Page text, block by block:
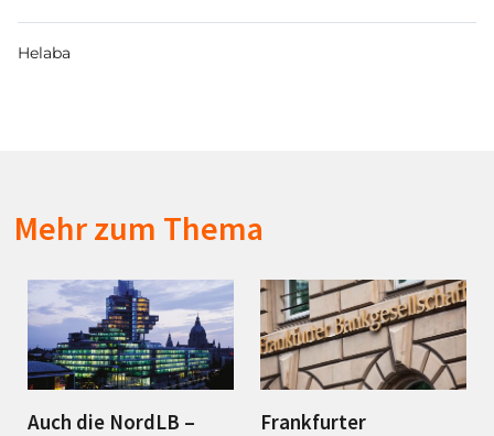
Helaba
Mehr zum Thema
Auch die NordLB –
Frankfurter